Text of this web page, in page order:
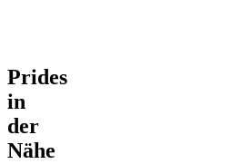
Prides
in
der
Nähe